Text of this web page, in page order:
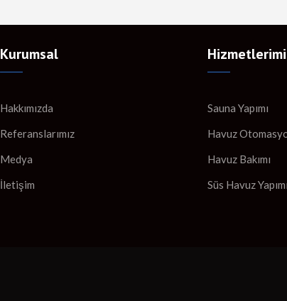
Kurumsal
Hakkımızda
Referanslarımız
Medya
İletişim
Sauna Yapımı
Havuz
Havuz Bakımı
Süs Havuz Yapımı